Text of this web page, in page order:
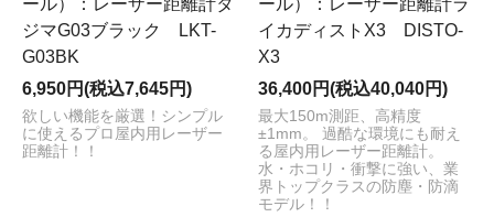
ール）：レーザー距離計タ
ジマG03ブラック LKT-
G03BK
6,950円(税込7,645円)
欲しい機能を厳選！シンプル
に使えるプロ屋内用レーザー
距離計！！
ール）：レーザー距離計ラ
イカディストX3 DISTO-
X3
36,400円(税込40,040円)
最大150m測距、高精度
±1mm。 過酷な環境にも耐え
る屋内用レーザー距離計。
水・ホコリ・衝撃に強い、業
界トップクラスの防塵・防滴
モデル！！